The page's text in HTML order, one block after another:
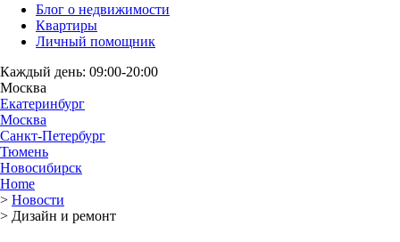
Блог о недвижимости
Квартиры
Личный помощник
Каждый день: 09:00-20:00
Москва
Екатеринбург
Москва
Санкт-Петербург
Тюмень
Новосибирск
Home
> Новости
> Дизайн и ремонт